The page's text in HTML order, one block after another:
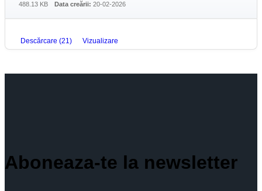
488.13 KB Data creării: 20-02-2026
Descărcare (21) Vizualizare
Aboneaza-te la newsletter